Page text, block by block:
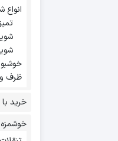
انواع
خوشبو
ظرف
خرید